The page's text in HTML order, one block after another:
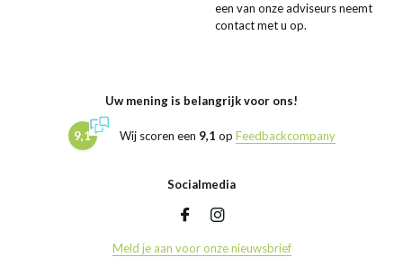
een van onze adviseurs neemt
contact met u op.
Uw mening is belangrijk voor ons!
9,1 Wij scoren een 9,1 op Feedbackcompany
Socialmedia
Meld je aan voor onze nieuwsbrief